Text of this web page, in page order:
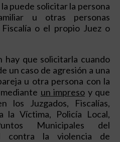
puede solicitar la persona
u otras personas
Fiscalía o el propio Juez o
hay que solicitarla cuando
un caso de agresión a una
u otra persona con la
un impreso y que
los Juzgados, Fiscalías,
la Víctima, Policía Local,
Municipales del
contra la violencia de